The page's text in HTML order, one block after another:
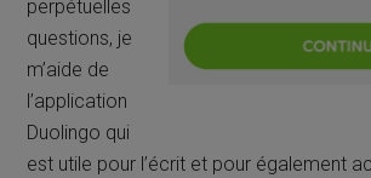
perpétuelles
questions, je
m’aide de
l’application
Duolingo qui
est utile pour l’écrit et pour également